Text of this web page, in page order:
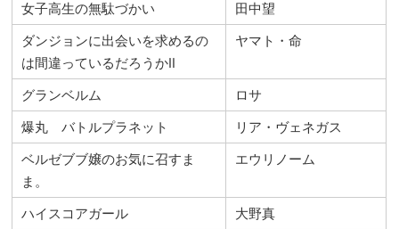
女子高生の無駄づかい
田中望
ダンジョンに出会いを求めるの
は間違っているだろうかⅡ
ヤマト・命
グランベルム
ロサ
爆丸 バトルプラネット
リア・ヴェネガス
ベルゼブブ嬢のお気に召すま
ま。
エウリノーム
ハイスコアガール
大野真